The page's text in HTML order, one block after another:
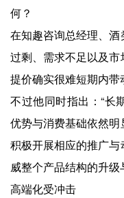
何？
在知趣咨询总经理、
过剩、需求不足以及
提价确实很难短期内带
不过他同时指出：“长
优势与消费基础依然
积极开展相应的推广
威整个产品结构的升级
高端化受冲击